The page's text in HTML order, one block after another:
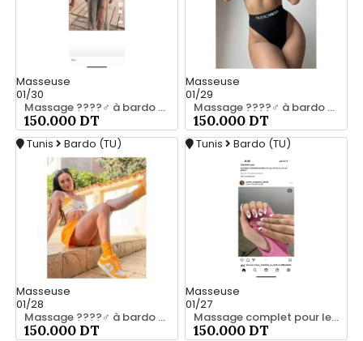
Masseuse
01/30
Massage ????‍♂️ à bardo srd 20466285
150.000 DT
Masseuse
01/29
Massage ????‍♂️ à bardo srd chez moi 55066248
150.000 DT
Tunis Bardo (TU)
Masseuse
01/28
Massage ????‍♂️ à bardo srd 20466285
150.000 DT
Tunis Bardo (TU)
Masseuse
01/27
Massage complet pour les hommes srd à bardo 55066248
150.000 DT